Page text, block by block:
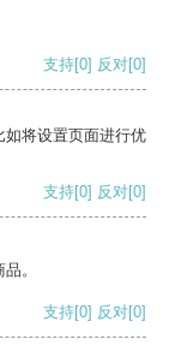
支持[0] 反对[0]
如将设置页面进行优
支持[0] 反对[0]
。
支持[0] 反对[0]